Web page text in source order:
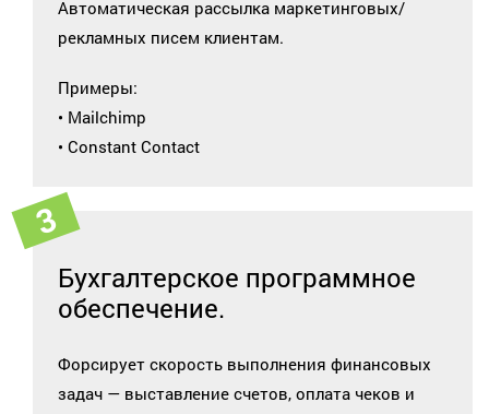
Автоматическая рассылка маркетинговых/
рекламных писем клиентам.
Примеры:
• Mailchimp
• Constant Contact
Бухгалтерское программное
обеспечение.
Форсирует скорость выполнения финансовых
задач — выставление счетов, оплата чеков и